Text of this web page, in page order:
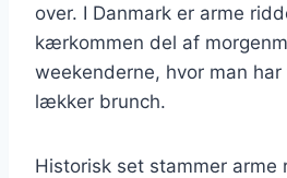
over. I Danmark er arme
kærkommen del af
weekenderne, hvor man
lækker brunch.
Historisk set stammer arme